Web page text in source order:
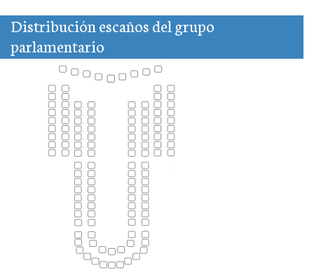
Distribución escaños del grupo
parlamentario